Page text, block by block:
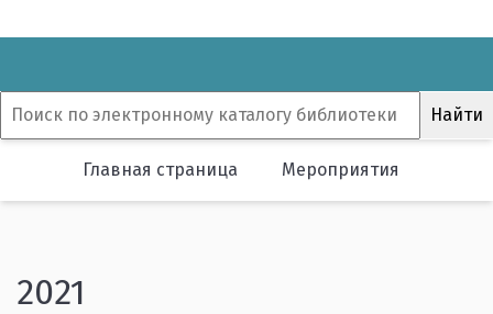
Главная страница Мероприятия
2021